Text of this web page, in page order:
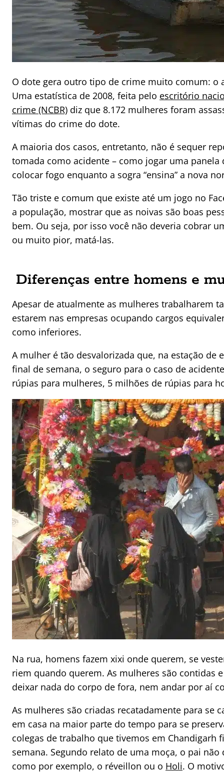
O dote gera outro tipo de crime muito comum: o
Uma estatística de 2008, feita pelo escritório
crime (NCBR) diz que 8.172 mulheres foram
vítimas do crime do dote.
A maioria dos casos, entretanto, não é sequer
tomada como acidente – como jogar uma panela
colocar fogo enquanto a sogra “ensina” a nova
Tão triste e comum que existe até um jogo no
a população, mostrar que as noivas são boas
bem. Ou seja, por isso você não deveria cobrar
ou muito pior, matá-las.
Diferenças entre homens e
Apesar de atualmente as mulheres trabalharem
estarem nas empresas ocupando cargos
como inferiores.
A mulher é tão desvalorizada que, na estação de
final de semana, o seguro para o caso de
rúpias para mulheres, 5 milhões de rúpias para
Na rua, homens fazem xixi onde querem, se
riem quando querem. As mulheres são contidas
deixar nada do corpo de fora, nem andar por aí
As mulheres são criadas recatadamente para se
em casa na maior parte do tempo para se
colegas de trabalho que tivemos em Chandigarh
semana. Segundo relato de uma moça, o pai não
como por exemplo, o réveillon ou o Holi. O